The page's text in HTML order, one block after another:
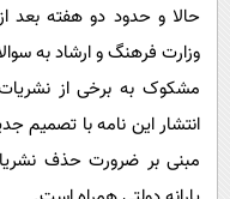
حالا و حدود دو هفته بعد
وزارت فرهنگ و ارشاد به
مشکوک به برخی از
انتشار این نامه با تصمیم
مبنی بر ضرورت حذف